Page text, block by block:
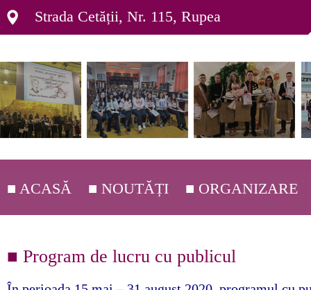
Strada Cetății, Nr. 115, Rupea
■ ACASĂ ■ NOUTĂȚI ■ ORGANIZARE
■ ORGANIGRAMĂ ▸
■ C.E.A.C. ▸
■ Program de lucru cu publicul